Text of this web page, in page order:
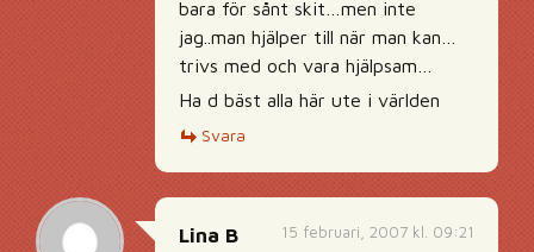
bara för sånt skit…men inte
jag..man hjälper till när man kan…
trivs med och vara hjälpsam…
Ha d bäst alla här ute i världen
Svara
15 februari, 2007 kl. 09:21
Lina B